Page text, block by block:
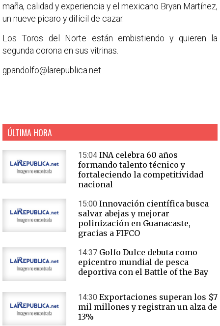
maña, calidad y experiencia y el mexicano Bryan Martínez,
un nueve pícaro y difícil de cazar.
Los Toros del Norte están embistiendo y quieren la
segunda corona en sus vitrinas.
gpandolfo@larepublica.net
ÚLTIMA HORA
15:04 INA celebra 60 años
formando talento técnico y
fortaleciendo la competitividad
nacional
15:00 Innovación científica busca
salvar abejas y mejorar
polinización en Guanacaste,
gracias a FIFCO
14:37 Golfo Dulce debuta como
epicentro mundial de pesca
deportiva con el Battle of the Bay
14:30 Exportaciones superan los $7
mil millones y registran un alza de
13%